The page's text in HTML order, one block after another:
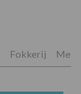
Fokkerij